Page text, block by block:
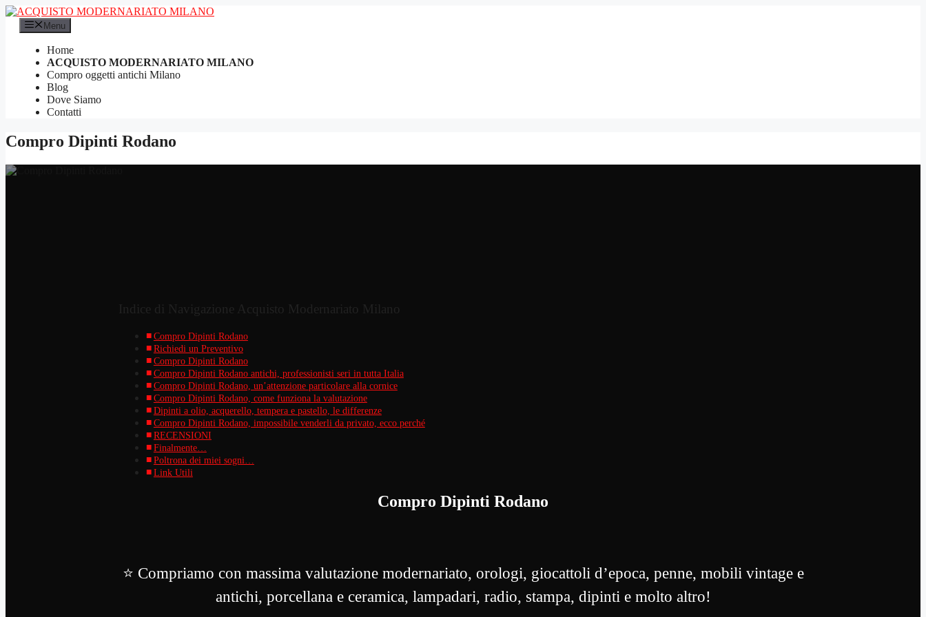
Vai
contenuto
Menu
Home
ACQUISTO MODERNARIATO MILANO
Compro oggetti antichi Milano
Blog
Dove Siamo
Contatti
Compro Dipinti Rodano
Indice di Navigazione Acquisto Modernariato Milano
Compro Dipinti Rodano
Richiedi un Preventivo
Compro Dipinti Rodano
Compro Dipinti Rodano antichi, professionisti seri in tutta Italia
Compro Dipinti Rodano, un’attenzione particolare alla cornice
Compro Dipinti Rodano, come funziona la valutazione
Dipinti a olio, acquerello, tempera e pastello, le differenze
Compro Dipinti Rodano, impossibile venderli da privato, ecco perché
RECENSIONI
Finalmente…
Poltrona dei miei sogni…
Link Utili
Compro Dipinti Rodano
⭐ Compriamo con massima valutazione modernariato, orologi, giocattoli d’epoca, penne, mobili vintage e
antichi, porcellana e ceramica, lampadari, radio, stampa, dipinti e molto altro!